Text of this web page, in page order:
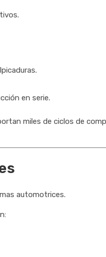
en serie.
miles de ciclos de
automotrices.